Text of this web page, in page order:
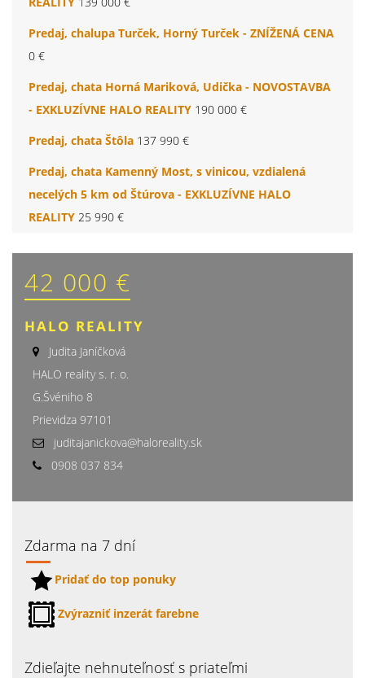
Predaj, chalupa Turček, Horný Turček - ZNÍŽENÁ CENA
0 €
Predaj, chata Horná Mariková, Udička - NOVOSTAVBA
- EXKLUZÍVNE HALO REALITY 190 000 €
Predaj, chata Štôla 137 990 €
Predaj, chata Kamenný Most, s vinicou, vzdialená
necelých 5 km od Štúrova - EXKLUZÍVNE HALO
REALITY 25 990 €
42 000 €
HALO REALITY
Judita Janíčková
HALO reality s. r. o.
G.Švéniho 8
Prievidza 97101
juditajanickova@haloreality.sk
0908 037 834
Zdarma na 7 dní
Pridať do top ponuky
Zvýrazniť inzerát farebne
Zdieľajte nehnuteľnosť s priateľmi